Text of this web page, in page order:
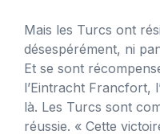
Mais les Turcs ont
désespérément, ni
Et se sont
l’Eintracht Francfort,
là. Les Turcs sont
réussie. « Cette